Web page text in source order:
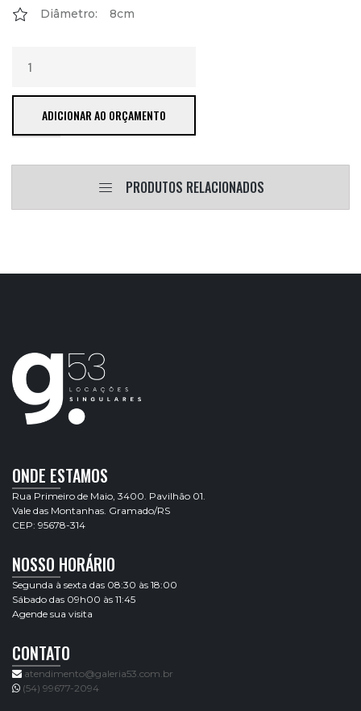
Diâmetro:
8cm
ADICIONAR AO ORÇAMENTO
PRODUTOS RELACIONADOS
ONDE ESTAMOS
Rua Primeiro de Maio, 3400. Pavilhão 01.
Vale das Montanhas. Gramado/RS
CEP: 95678-314
NOSSO HORÁRIO
Segunda à sexta das 08:30 às 18:00
Sábado das 09h00 às 11:45
Agende sua visita
CONTATO
atendimento@galeria53.com.br
(54) 99677-2094